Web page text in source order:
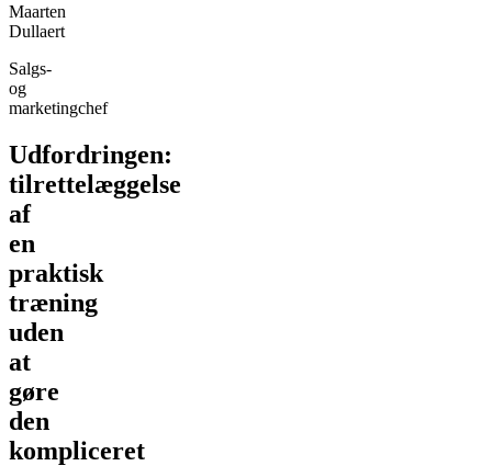
Maarten
Dullaert
Salgs-
og
marketingchef
Udfordringen:
tilrettelæggelse
af
en
praktisk
træning
uden
at
gøre
den
kompliceret